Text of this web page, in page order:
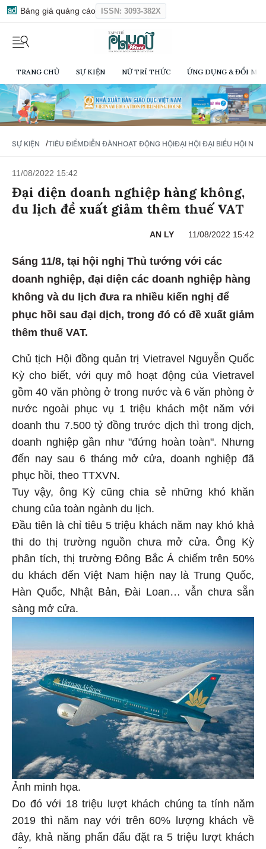
Bảng giá quảng cáo ISSN: 3093-382X
TRANG CHỦ SỰ KIỆN NỮ TRÍ THỨC ỨNG DỤNG & ĐỔI
SỰ KIỆN / TIÊU ĐIỂMDIỄN ĐÀNHOẠT ĐỘNG HỘIĐẠI HỘI ĐẠI BIỂU HỘI NỮ
11/08/2022 15:42
Đại diện doanh nghiệp hàng không,
du lịch đề xuất giảm thêm thuế VAT
AN LY 11/08/2022 15:42
Sáng 11/8, tại hội nghị Thủ tướng với các
doanh nghiệp, đại diện các doanh nghiệp hàng
không và du lịch đưa ra nhiều kiến nghị để
phục hồi sau đại dịch, trong đó có đề xuất giảm
thêm thuế VAT.
Chủ tịch Hội đồng quản trị Vietravel Nguyễn Quốc
Kỳ cho biết, với quy mô hoạt động của Vietravel
gồm 40 văn phòng ở trong nước và 6 văn phòng ở
nước ngoài phục vụ 1 triệu khách một năm với
doanh thu 7.500 tỷ đồng trước dịch thì trong dịch,
doanh nghiệp gần như "đứng hoàn toàn". Nhưng
đến nay sau 6 tháng mở cửa, doanh nghiệp đã
phục hồi, theo TTXVN.
Tuy vậy, ông Kỳ cũng chia sẻ những khó khăn
chung của toàn ngành du lịch.
Đầu tiên là chỉ tiêu 5 triệu khách năm nay khó khả
thi do thị trường nguồn chưa mở cửa. Ông Kỳ
phân tích, thị trường Đông Bắc Á chiếm trên 50%
du khách đến Việt Nam hiện nay là Trung Quốc,
Hàn Quốc, Nhật Bản, Đài Loan… vẫn chưa sẵn
sàng mở cửa.
Ảnh minh họa.
Do đó với 18 triệu lượt khách chúng ta tính năm
2019 thì năm nay với trên 60% lượng khách về
đây, khả năng phấn đấu đặt ra 5 triệu lượt khách